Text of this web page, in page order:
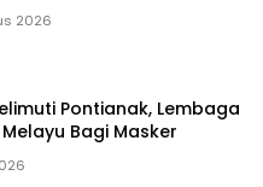
2026
Pontianak, Lembaga
Bagi Masker